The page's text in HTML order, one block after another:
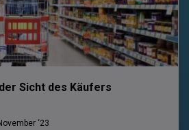
Sicht des Käufers
‘23